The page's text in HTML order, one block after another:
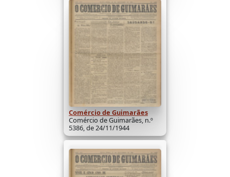
Comércio de Guimarães
Comércio de Guimarães, n.º
5386, de 24/11/1944